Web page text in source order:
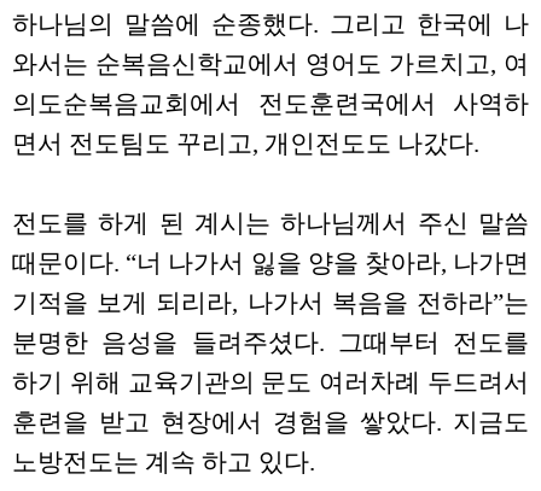
하나님의 말씀에 순종했다. 그리고 한국에 나
와서는 순복음신학교에서 영어도 가르치고, 여
의도순복음교회에서 전도훈련국에서 사역하
면서 전도팀도 꾸리고, 개인전도도 나갔다.
전도를 하게 된 계시는 하나님께서 주신 말씀
때문이다. “너 나가서 잃을 양을 찾아라, 나가면
기적을 보게 되리라, 나가서 복음을 전하라”는
분명한 음성을 들려주셨다. 그때부터 전도를
하기 위해 교육기관의 문도 여러차례 두드려서
훈련을 받고 현장에서 경험을 쌓았다. 지금도
노방전도는 계속 하고 있다.